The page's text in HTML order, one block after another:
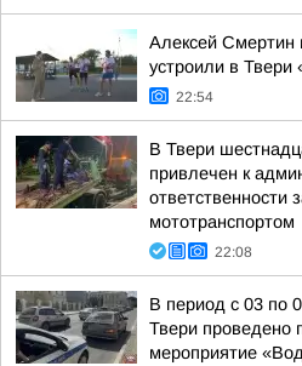
Алексей Смертин
устроили в Твери
22:54
В Твери
привлечен к
ответственности
мототранспортом
22:08
В период с 03 по
Твери проведено
мероприятие